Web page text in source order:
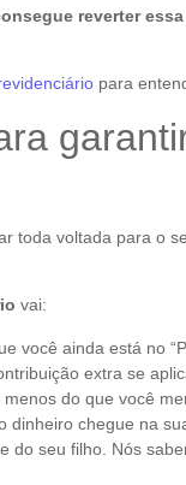
reverter
para
toda voltada para o
vai:
você ainda está no
extra se
do que você
dinheiro chegue na
do seu filho. Nós